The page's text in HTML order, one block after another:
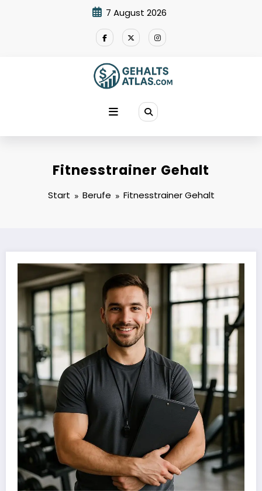
7 August 2026
Fitnesstrainer Gehalt
Start Berufe Fitnesstrainer Gehalt